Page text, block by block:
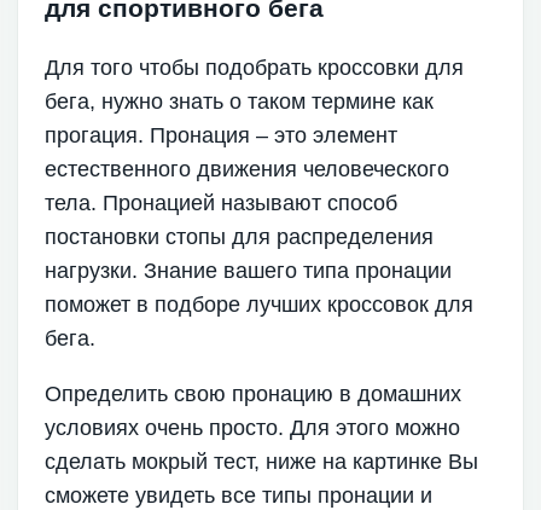
для спортивного бега
Для того чтобы подобрать кроссовки для
бега, нужно знать о таком термине как
прогация. Пронация – это элемент
естественного движения человеческого
тела. Пронацией называют способ
постановки стопы для распределения
нагрузки. Знание вашего типа пронации
поможет в подборе лучших кроссовок для
бега.
Определить свою пронацию в домашних
условиях очень просто. Для этого можно
сделать мокрый тест, ниже на картинке Вы
сможете увидеть все типы пронации и